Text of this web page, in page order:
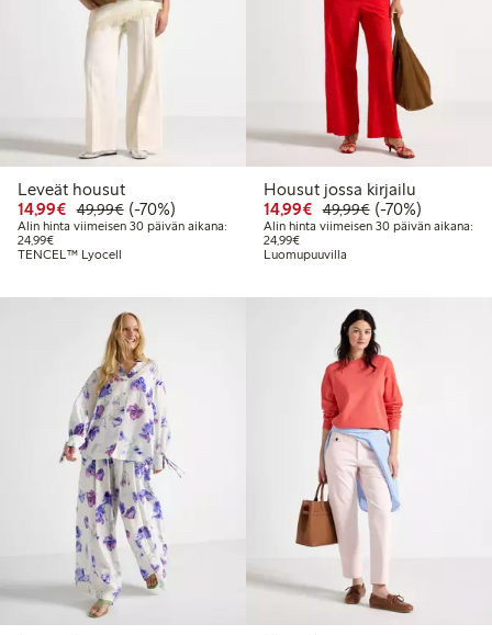
Leveät housut
14,99€ Alennettu hinta: 14,99 €
49,99€Normaalihinta: 49,99 €
70% alennus
(-70%)
Alin hinta viimeisen 30 päivän aikana:
24,99€Alin hinta viimeisen 30 päivän aikana: 24,99 €
TENCEL™ Lyocell
Housut jossa kirjailu
14,99€ Alennettu hinta: 14,99
49,99€Normaalihinta:
70% alennus
(-70%)
Alin hinta viimeisen 30 päivän aikana:
24,99€Alin hinta viimeisen 30 päivän
Luomupuuvilla